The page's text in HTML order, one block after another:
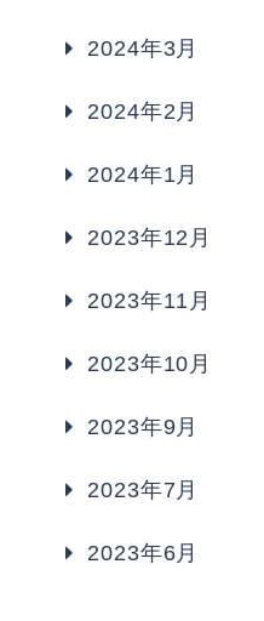
2024年3月
2024年2月
2024年1月
2023年12月
2023年11月
2023年10月
2023年9月
2023年7月
2023年6月